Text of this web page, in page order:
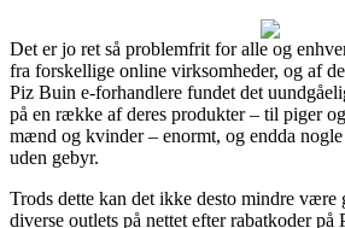
Det er jo ret så problemfrit for alle og
fra forskellige online virksomheder, og af
Piz Buin e-forhandlere fundet det
på en række af deres produkter – til piger
mænd og kvinder – enormt, og endda
uden gebyr.
Trods dette kan det ikke desto mindre være
diverse outlets på nettet efter rabatkoder